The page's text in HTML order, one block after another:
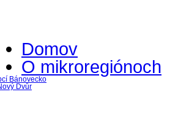
Domov
O mikroregiónoch
Bánovecko
Dvůr